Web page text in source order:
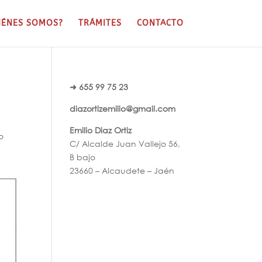
SOMOS? TRÁMITES CONTACTO
➜ 655 99 75 23
diazortizemilio@gmail.com
Emilio Diaz Ortiz
C/ Alcalde Juan Vallejo 56,
B bajo
23660 – Alcaudete – Jaén